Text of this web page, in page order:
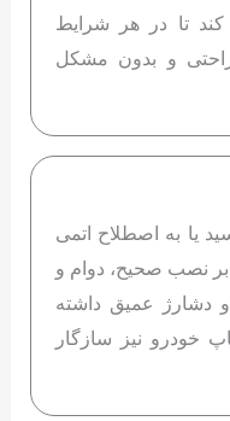
تامین کند تا در هر شرایط
راحتی و بدون مشکل
یا به اصطلاح اتمی
نصب صحیح، دوام و
دشارژ عمیق داشته
خودرو نیز سازگار